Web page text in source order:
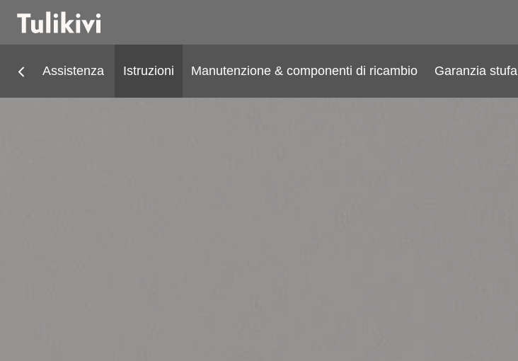
Assistenza Istruzioni Manutenzione & componenti di ricambio Garanzia stufa